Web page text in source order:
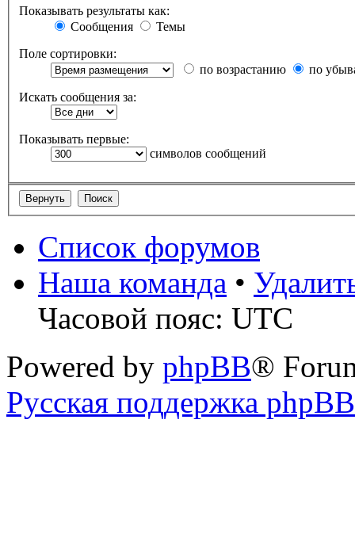
Показывать результаты как:
Сообщения
Темы
Поле сортировки:
по возрастанию
по
Искать сообщения за:
Показывать первые:
символов сообщений
Список форумов
Наша команда •
Часовой пояс: UTC
Powered by phpBB®
Русская поддержка phpBB